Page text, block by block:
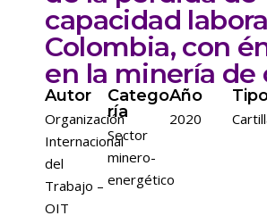
capacidad
Colombia, con
en la minería de
Autor
Organización
Internacional
del
Trabajo –
OIT
Catego
ría
Sector
minero-
energético
Año
2020